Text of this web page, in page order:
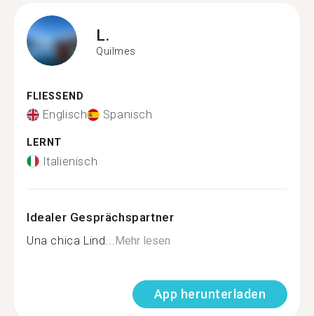
L.
Quilmes
FLIESSEND
Englisch Spanisch
LERNT
Italienisch
Idealer Gesprächspartner
Una chica Lind... Mehr lesen
App herunterladen